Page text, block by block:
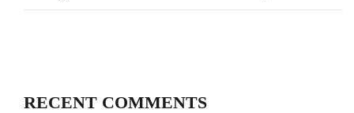
RECENT COMMENTS